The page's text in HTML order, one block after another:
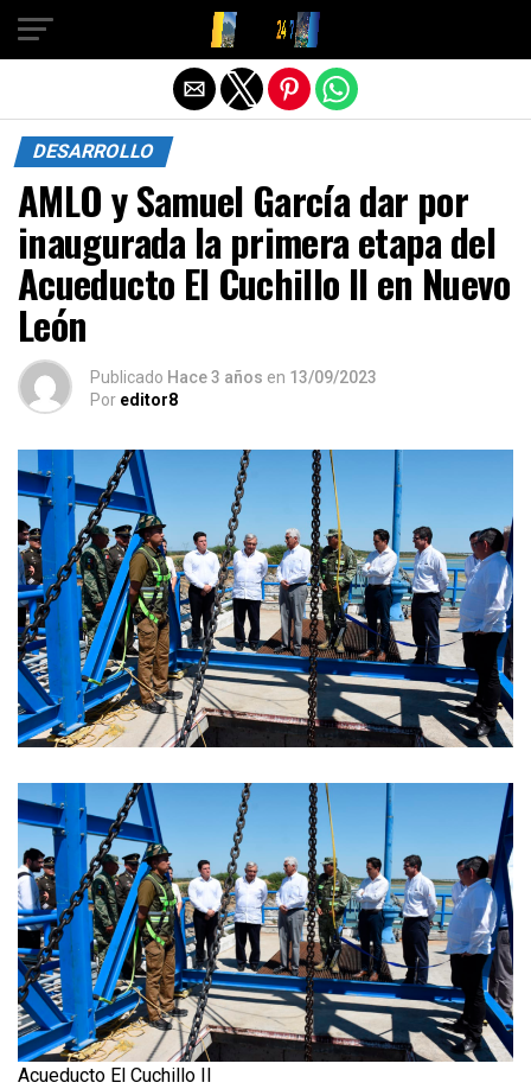
DESARROLLO
AMLO y Samuel García dar por
inaugurada la primera etapa del
Acueducto El Cuchillo II en Nuevo
León
Publicado Hace 3 años en 13/09/2023
Por editor8
Acueducto El Cuchillo II
Salir de la versión móvil